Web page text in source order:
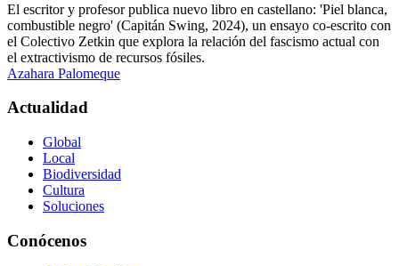
El escritor y profesor publica nuevo libro en castellano: 'Piel blanca,
combustible negro' (Capitán Swing, 2024), un ensayo co-escrito con
el Colectivo Zetkin que explora la relación del fascismo actual con
el extractivismo de recursos fósiles.
Azahara Palomeque
Actualidad
Global
Local
Biodiversidad
Cultura
Soluciones
Conócenos